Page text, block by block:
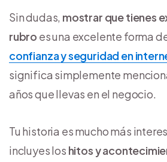
Sin dudas, mostrar que tienes
rubro es una excelente forma
confianza y seguridad en
significa simplemente
años que llevas en el negocio.
Tu historia es mucho más
incluyes los hitos y